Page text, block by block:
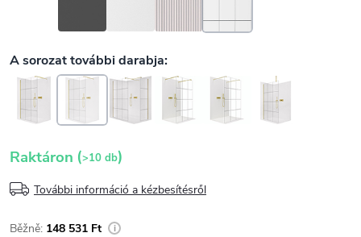
Raktáron (>10 db)
További információ a kézbesítésről
148 531 Ft